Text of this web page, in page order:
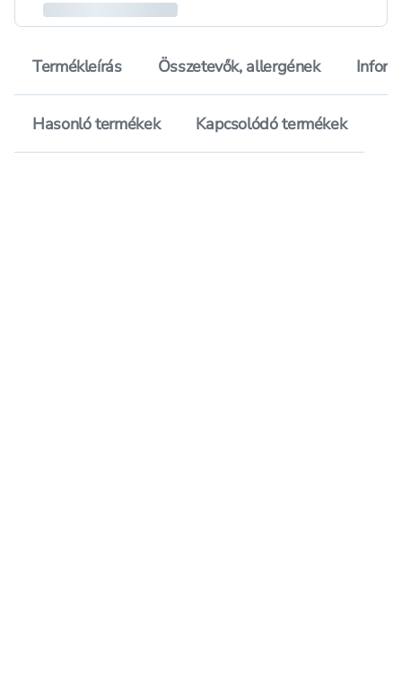
Termékleírás Összetevők, allergének
Hasonló termékek Kapcsolódó termékek